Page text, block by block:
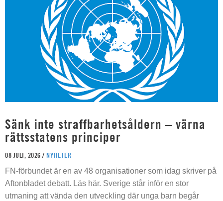
Sänk inte straffbarhetsåldern – värna
rättsstatens principer
08 JULI, 2026 / NYHETER
FN-förbundet är en av 48 organisationer som idag skriver på
Aftonbladet debatt. Läs här. Sverige står inför en stor
utmaning att vända den utveckling där unga barn begår